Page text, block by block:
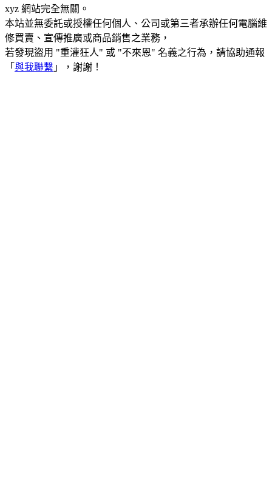
xyz 網站完全無關。
本站並無委託或授權任何個人、公司或第三者承辦任何電腦維
修買賣、宣傳推廣或商品銷售之業務，
若發現盜用 "重灌狂人" 或 "不來恩" 名義之行為，請協助通報
「 與我聯繫 」，謝謝！